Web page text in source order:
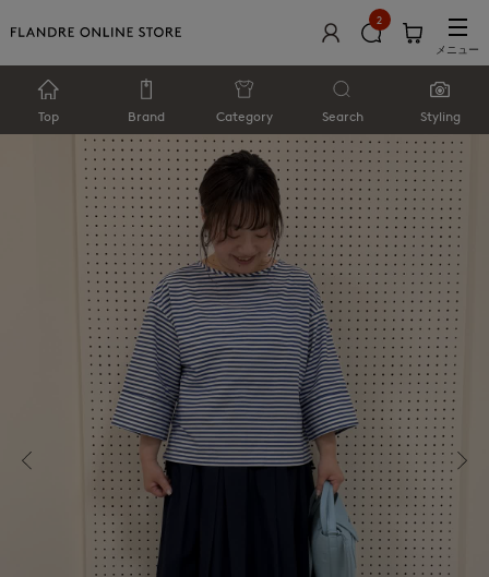
2
メニュー
Top Brand Category Search Styling